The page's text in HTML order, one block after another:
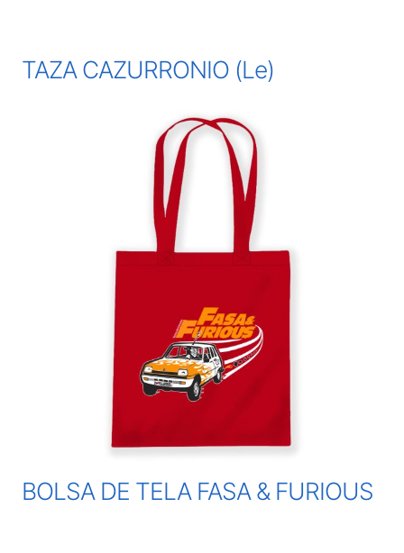
TAZA CAZURRONIO (Le)
BOLSA DE TELA FASA & FURIOUS